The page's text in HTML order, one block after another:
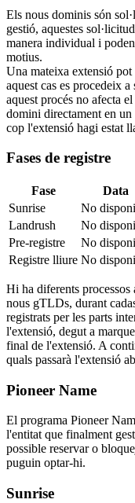
Els nous dominis són
gestió, aquestes
manera individual i
motius.
Una mateixa extensió pot
aquest cas es procedeix a
aquest procés no afecta
domini directament en
cop l'extensió hagi estat
Fases de registre
Fase Data
Sunrise
No
Landrush
No
Pre-registre
No
Registre lliure No
Hi ha diferents processos
nous gTLDs, durant
registrats per les parts
l'extensió, degut a
final de l'extensió. A
quals passarà l'extensió
Pioneer Name
El programa Pioneer
l'entitat que finalment
possible reservar o
puguin optar-hi.
Sunrise